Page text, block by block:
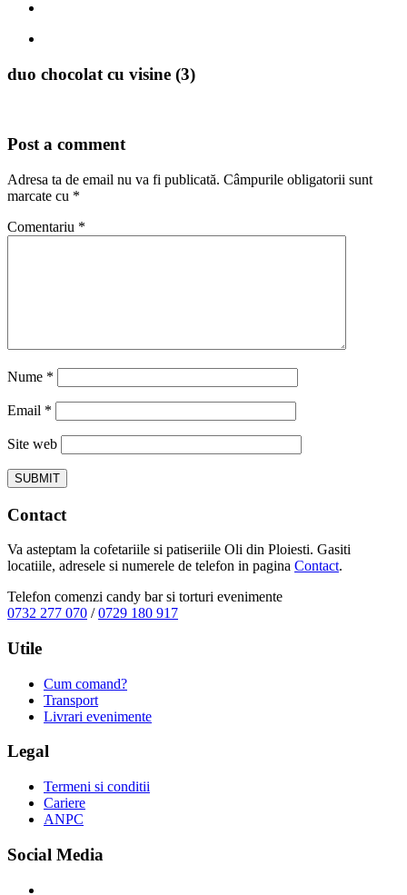
duo chocolat cu visine (3)
Post a comment
Adresa ta de email nu va fi publicată. Câmpurile obligatorii sunt
marcate cu *
Comentariu *
Nume *
Email *
Site web
Contact
Va asteptam la cofetariile si patiseriile Oli din Ploiesti. Gasiti
locatiile, adresele si numerele de telefon in pagina Contact.
Telefon comenzi candy bar si torturi evenimente
0732 277 070 /0729 180 917
Utile
Cum comand?
Transport
Livrari evenimente
Legal
Termeni si conditii
Cariere
ANPC
Social Media